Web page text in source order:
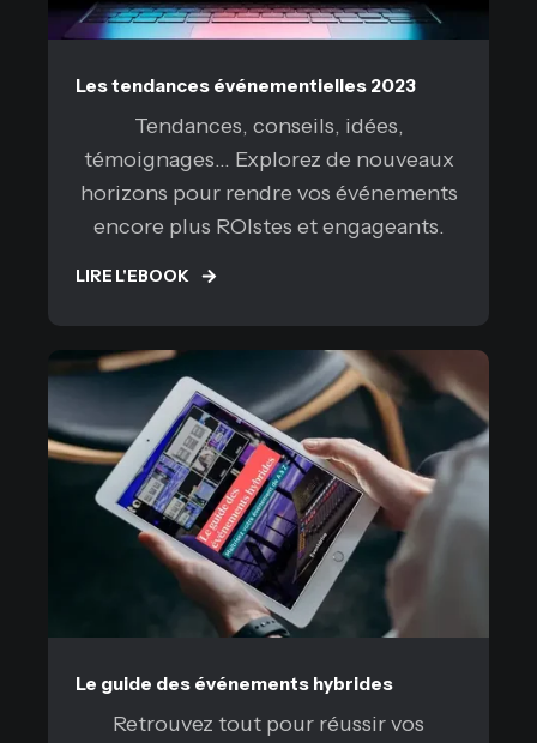
Les tendances événementielles 2023
Tendances, conseils, idées,
témoignages... Explorez de nouveaux
horizons pour rendre vos événements
encore plus ROIstes et engageants.
LIRE L'EBOOK
Le guide des événements hybrides
Retrouvez tout pour réussir vos